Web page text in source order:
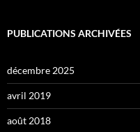
PUBLICATIONS ARCHIVÉES
décembre 2025
avril 2019
août 2018